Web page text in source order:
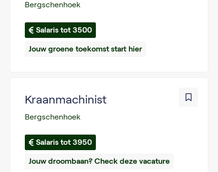
Bergschenhoek
Salaris tot 3500
Jouw groene toekomst start hier
Kraanmachinist
Bergschenhoek
Salaris tot 3950
Jouw droombaan? Check deze vacature